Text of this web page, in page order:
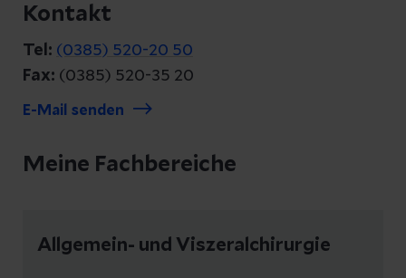
Kontakt
Tel: (0385) 520-20 50
Fax: (0385) 520-35 20
E-Mail senden
Meine Fachbereiche
Allgemein- und Viszeralchirurgie